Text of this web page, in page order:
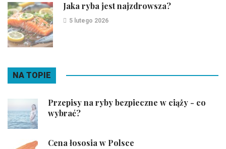
Jaka ryba jest najzdrowsza?
5 lutego 2026
NA TOPIE
Przepisy na ryby bezpieczne w ciąży - co
wybrać?
Cena łososia w Polsce